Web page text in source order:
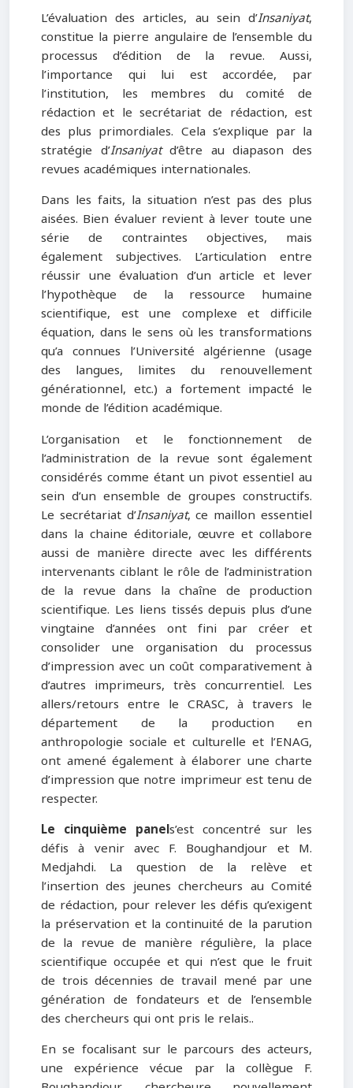
L’évaluation des articles, au sein d’Insaniyat,
constitue la pierre angulaire de l’ensemble du
processus d’édition de la revue. Aussi,
l’importance qui lui est accordée, par
l’institution, les membres du comité de
rédaction et le secrétariat de rédaction, est
des plus primordiales. Cela s’explique par la
stratégie d’Insaniyatd’être au diapason des
revues académiques internationales.
Dans les faits, la situation n’est pas des plus
aisées. Bien évaluer revient à lever toute une
série de contraintes objectives, mais
également subjectives. L’articulation entre
réussir une évaluation d’un article et lever
l’hypothèque de la ressource humaine
scientifique, est une complexe et difficile
équation, dans le sens où les transformations
qu’a connues l’Université algérienne (usage
des langues, limites du renouvellement
générationnel, etc.) a fortement impacté le
monde de l’édition académique.
L’organisation et le fonctionnement de
l’administration de la revue sont également
considérés comme étant un pivot essentiel au
sein d’un ensemble de groupes constructifs.
Le secrétariat d’Insaniyat, ce maillon essentiel
dans la chaine éditoriale, œuvre et collabore
aussi de manière directe avec les différents
intervenants ciblant le rôle de l’administration
de la revue dans la chaîne de production
scientifique. Les liens tissés depuis plus d’une
vingtaine d’années ont fini par créer et
consolider une organisation du processus
d’impression avec un coût comparativement à
d’autres imprimeurs, très concurrentiel. Les
allers/retours entre le CRASC, à travers le
département de la production en
anthropologie sociale et culturelle et l’ENAG,
ont amené également à élaborer une charte
d’impression que notre imprimeur est tenu de
respecter.
Le cinquième panels’est concentré sur les
défis à venir avec F. Boughandjour et M.
Medjahdi. La question de la relève et
l’insertion des jeunes chercheurs au Comité
de rédaction, pour relever les défis qu’exigent
la préservation et la continuité de la parution
de la revue de manière régulière, la place
scientifique occupée et qui n’est que le fruit
de trois décennies de travail mené par une
génération de fondateurs et de l’ensemble
des chercheurs qui ont pris le relais..
En se focalisant sur le parcours des acteurs,
une expérience vécue par la collègue F.